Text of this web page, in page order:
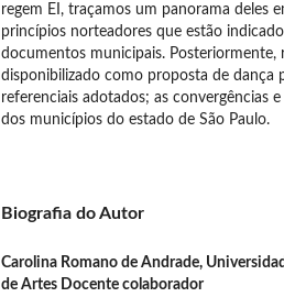
regem EI, traçamos um panorama deles
princípios norteadores que estão
documentos municipais. Posteriormente,
disponibilizado como proposta de dança
referenciais adotados; as convergências
dos municípios do estado de São Paulo.
Biografia do Autor
Carolina Romano de Andrade,
de Artes Docente colaborador